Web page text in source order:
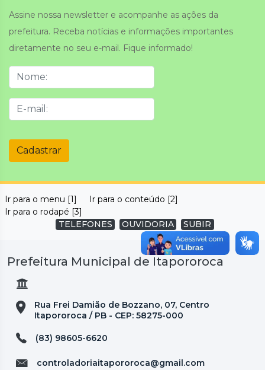
Assine nossa newsletter e acompanhe as ações da
prefeitura. Receba notícias e informações importantes
diretamente no seu e-mail. Fique informado!
Cadastrar
Ir para o menu [1]
Ir para o conteúdo [2]
Ir para o rodapé [3]
TELEFONES
OUVIDORIA SUBIR
Prefeitura Municipal de Itapororoca
Rua Frei Damião de Bozzano, 07, Centro
Itapororoca / PB - CEP: 58275-000
(83) 98605-6620
controladoriaitapororoca@gmail.com